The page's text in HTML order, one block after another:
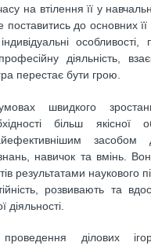
на втілення її у
до основних її
особливості,
діяльність,
перестає бути грою.
швидкого
більш якісної
засобом
навичок та вмінь.
результатами наукового
розвивають та
діяльності.
ділових